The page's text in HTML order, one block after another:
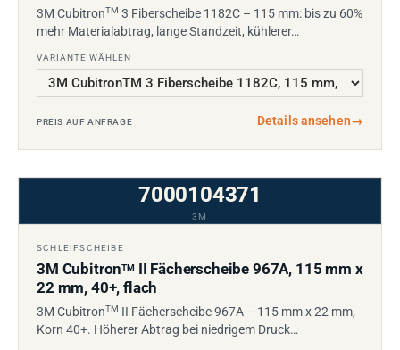
3M CubitronTM 3 Fiberscheibe 1182C – 115 mm: bis zu 60%
mehr Materialabtrag, lange Standzeit, kühlerer…
VARIANTE WÄHLEN
PREIS AUF ANFRAGE Details ansehen→
7000104371
3M
SCHLEIFSCHEIBE
3M CubitronTMII Fächerscheibe 967A, 115 mm x
22 mm, 40+, flach
3M CubitronTM II Fächerscheibe 967A – 115 mm x 22 mm,
Korn 40+. Höherer Abtrag bei niedrigem Druck…